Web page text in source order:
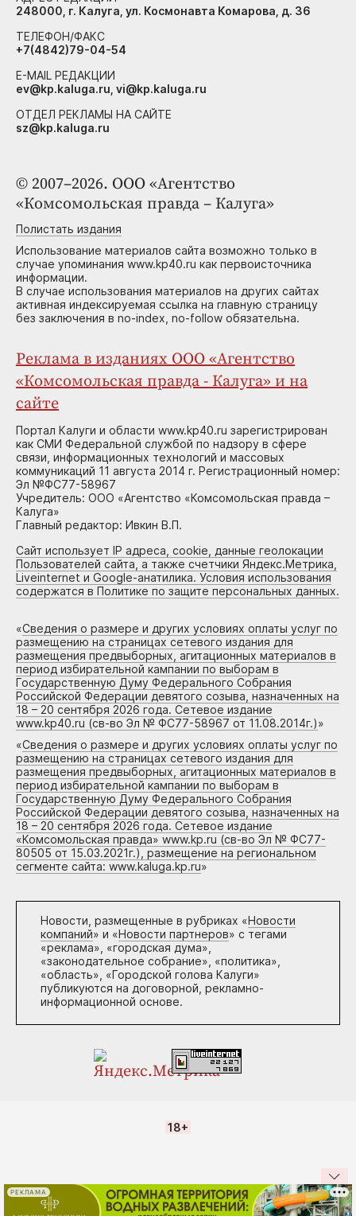
© 2007–2026. ООО «Агентство
«Комсомольская правда – Калуга»
Полистать издания
Использование материалов сайта возможно только в
случае упоминания www.kp40.ru как первоисточника
информации.
В случае использования материалов на других сайтах
активная индексируемая ссылка на главную страницу
без заключения в no-index, no-follow обязательна.
Реклама в изданиях ООО «Агентство
«Комсомольская правда - Калуга» и на
сайте
Портал Калуги и области www.kp40.ru зарегистрирован
как СМИ Федеральной службой по надзору в сфере
связи, информационных технологий и массовых
коммуникаций 11 августа 2014 г. Регистрационный номер:
Эл №ФС77-58967
Учредитель: ООО «Агентство «Комсомольская правда –
Калуга»
Главный редактор: Ивкин В.П.
Сайт использует IP адреса, cookie, данные геолокации
Пользователей сайта, а также счетчики Яндекс.Метрика,
Liveinternet и Google-анатилика. Условия использования
содержатся в Политике по защите персональных данных.
«Сведения о размере и других условиях оплаты услуг по
размещению на страницах сетевого издания для
размещения предвыборных, агитационных материалов в
период избирательной кампании по выборам в
Государственную Думу Федерального Собрания
Российской Федерации девятого созыва, назначенных на
18 – 20 сентября 2026 года. Сетевое издание
www.kp40.ru (св-во Эл № ФС77-58967 от 11.08.2014г.)»
«Сведения о размере и других условиях оплаты услуг по
размещению на страницах сетевого издания для
размещения предвыборных, агитационных материалов в
период избирательной кампании по выборам в
Государственную Думу Федерального Собрания
Российской Федерации девятого созыва, назначенных на
18 – 20 сентября 2026 года. Сетевое издание
«Комсомольская правда» www.kp.ru (св-во Эл № ФС77-
80505 от 15.03.2021г.), размещение на региональном
сегменте сайта: www.kaluga.kp.ru»
Новости, размещенные в рубриках «Новости
компаний» и «Новости партнеров» с тегами
«реклама», «городская дума»,
«законодательное собрание», «политика»,
«область», «Городской голова Калуги»
публикуются на договорной, рекламно-
информационной основе.
248000, г. Калуга, ул. Космонавта Комарова, д. 36
ТЕЛЕФОН/ФАКС
+7(4842)79-04-54
E-MAIL РЕДАКЦИИ
ev@kp.kaluga.ru, vi@kp.kaluga.ru
ОТДЕЛ РЕКЛАМЫ НА САЙТЕ
sz@kp.kaluga.ru
18+
РЕКЛАМА